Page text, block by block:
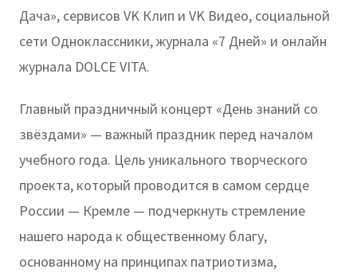
Дача», сервисов VK Клип и VK Видео, социальной
сети Одноклассники, журнала «7 Дней» и онлайн
журнала DOLCE VITA.
Главный праздничный концерт «День знаний со
звёздами» — важный праздник перед началом
учебного года. Цель уникального творческого
проекта, который проводится в самом сердце
России — Кремле — подчеркнуть стремление
нашего народа к общественному благу,
основанному на принципах патриотизма,